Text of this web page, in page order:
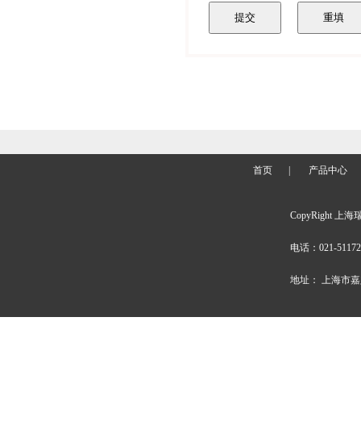
首页 产品中心
CopyRight 上海
电话：021-
地址： 上海市